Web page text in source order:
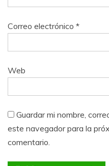
Correo electrónico *
Web
Guardar mi nombre,
este navegador para la
comentario.